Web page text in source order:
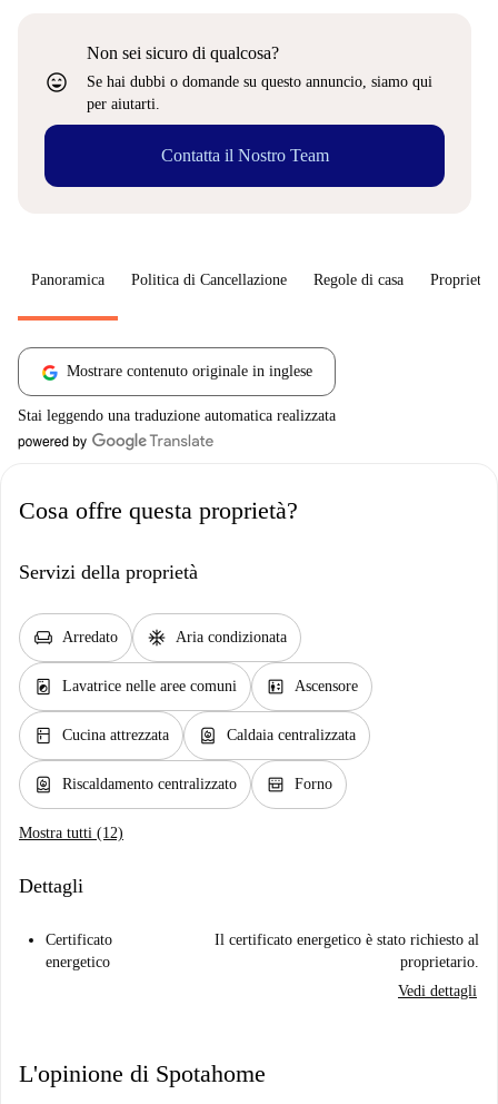
sentiment_very_satisfied
Non sei sicuro di qualcosa?
Se hai dubbi o domande su questo annuncio, siamo qui
per aiutarti.
Contatta il Nostro Team
Panoramica Politica di Cancellazione Regole di casa
Mostrare contenuto originale in inglese
Stai leggendo una traduzione automatica realizzata
Cosa offre questa proprietà?
Servizi della proprietà
chair Arredato ac_unit Aria condizionata
local_laundry_service Lavatrice nelle aree comuni elevator Ascensore
kitchen Cucina attrezzata water_heater Caldaia centralizzata
water_heater Riscaldamento centralizzato oven_gen Forno
Mostra tutti (12)
Dettagli
Certificato
energetico
Il certificato energetico è stato richiesto al
proprietario.
Vedi dettagli
L'opinione di Spotahome